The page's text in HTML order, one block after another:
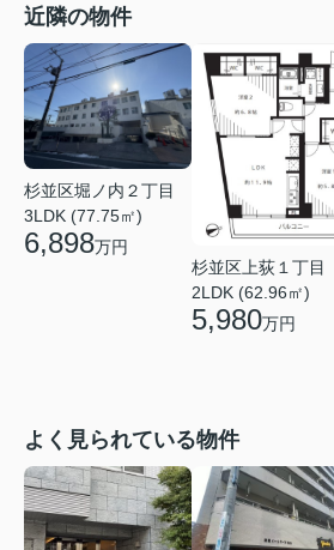
近隣の物件
杉並区堀ノ内２丁目
3LDK (77.75㎡)
6,898万円
杉並区上荻１丁目
2LDK (62.96㎡)
5,980万円
よく見られている物件